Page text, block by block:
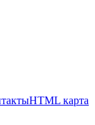
HTML карта